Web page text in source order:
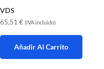
VDS
65,51 € (IVA incluido)
Añadir Al Carrito